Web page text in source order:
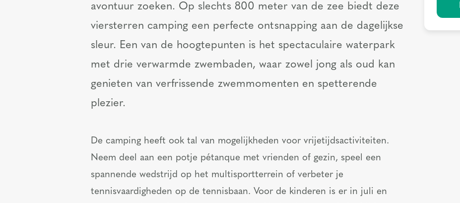
avontuur zoeken. Op slechts 800 meter van de zee biedt deze
viersterren camping een perfecte ontsnapping aan de dagelijkse
sleur. Een van de hoogtepunten is het spectaculaire waterpark
met drie verwarmde zwembaden, waar zowel jong als oud kan
genieten van verfrissende zwemmomenten en spetterende
plezier.
De camping heeft ook tal van mogelijkheden voor vrijetijdsactiviteiten.
Neem deel aan een potje pétanque met vrienden of gezin, speel een
spannende wedstrijd op het multisportterrein of verbeter je
tennisvaardigheden op de tennisbaan. Voor de kinderen is er in juli en